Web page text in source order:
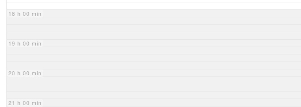
18 h 00 min
19 h 00 min
20 h 00 min
21 h 00 min